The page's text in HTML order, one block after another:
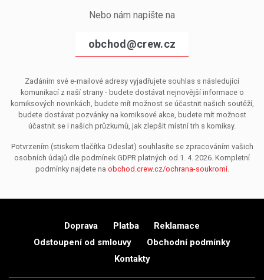
Nebo nám napište na
obchod@crew.cz
Zadáním své e-mailové adresy vyjadřujete souhlas s následující
komunikací z naší strany - budete dostávat nejnovější informace o
komiksových novinkách, budete mít možnost se účastnit našich soutěží,
budete dostávat pozvánky na komiksové akce, budete mít možnost
účastnit se i našich průzkumů, jak zlepšit místní trh s komiksy.
Potvrzením (stiskem tlačítka Odeslat) souhlasíte se zpracováním vašich
osobních údajů dle podmínek GDPR platných od 1. 4. 2026. Kompletní
podmínky najdete na obchod.crew.cz/ochrana-soukromi.
Doprava Platba
Reklamace
Odstoupení od smlouvy
Obchodní podmínky
Kontakty